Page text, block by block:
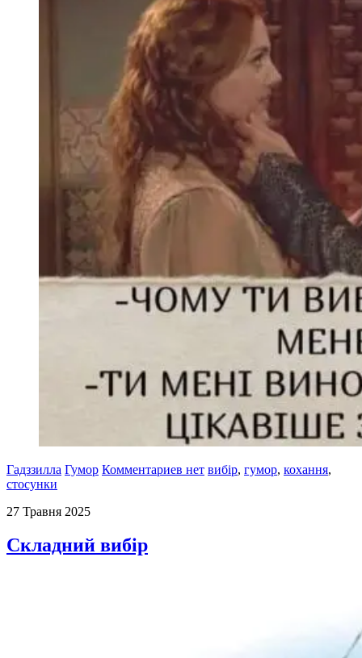
Гадззилла Гумор Комментариев нет вибір, гумор, кохання,
стосунки
27 Травня 2025
Складний вибір